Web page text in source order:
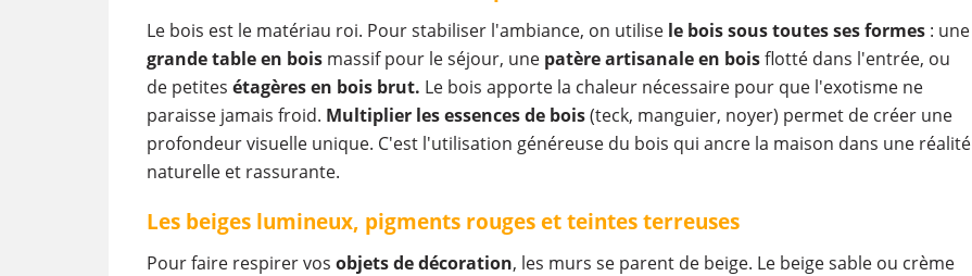
Le bois est le matériau roi. Pour stabiliser l'ambiance, on utilisele bois sous toutes ses formes : une
grande table en bois massif pour le séjour, une patère artisanale en boisflotté dans l'entrée, ou
de petites étagères en bois brut. Le bois apporte la chaleur nécessaire pour que l'exotisme ne
paraisse jamais froid. Multiplier les essences de bois(teck, manguier, noyer) permet de créer une
profondeur visuelle unique. C'est l'utilisation généreuse du bois qui ancre la maison dans une réalité
naturelle et rassurante.
Les beiges lumineux, pigments rouges et teintes terreuses
Pour faire respirer vos objets de décoration, les murs se parent de beige. Le beige sable ou crème